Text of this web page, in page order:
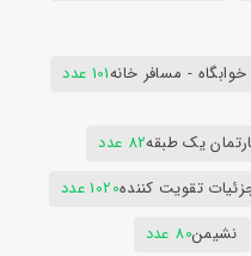
- مسافر خانه101 عدد
یک طبقه82 عدد
تقویت کننده1020 عدد
نشیمن80 عدد